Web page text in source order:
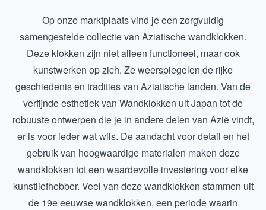
Op onze marktplaats vind je een zorgvuldig
samengestelde collectie van Aziatische wandklokken.
Deze klokken zijn niet alleen functioneel, maar ook
kunstwerken op zich. Ze weerspiegelen de rijke
geschiedenis en tradities van Aziatische landen. Van de
verfijnde esthetiek van Wandklokken uit Japan tot de
robuuste ontwerpen die je in andere delen van Azië vindt,
er is voor ieder wat wils. De aandacht voor detail en het
gebruik van hoogwaardige materialen maken deze
wandklokken tot een waardevolle investering voor elke
kunstliefhebber. Veel van deze wandklokken stammen uit
de 19e eeuwse wandklokken, een periode waarin